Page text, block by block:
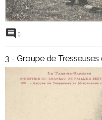
0
3 - Groupe de